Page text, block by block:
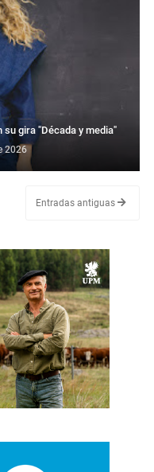
gira "Década y media"
2026
Entradas antiguas